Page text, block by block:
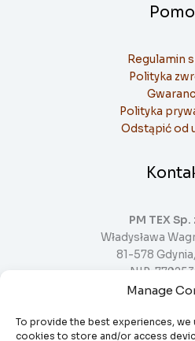
Manage
To provide the best experiences, we
cookies to store and/or access
Regulamin
Polityka
Polityka
Odstąpić od
PM TEX Sp.
Władysława
81-578
NIP: